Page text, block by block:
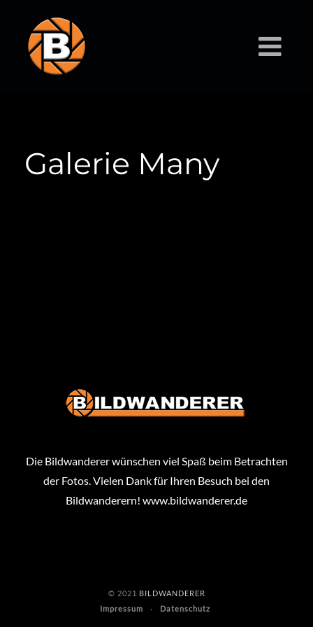
Galerie Many
Die Bildwanderer wünschen viel Spaß beim Betrachten
der Fotos. Vielen Dank für Ihren Besuch bei den
Bildwanderern! www.bildwanderer.de
© 2021 BILDWANDERER
Impressum
Datenschutz